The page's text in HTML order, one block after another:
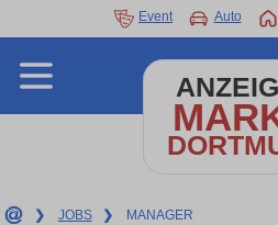
Event Auto
❯ JOBS ❯ MANAGER